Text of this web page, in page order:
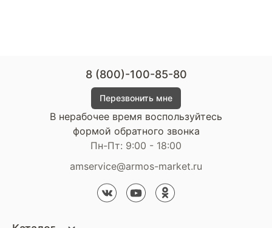
8 (800)-100-85-80
Перезвонить мне
В нерабочее время воспользуйтесь
формой обратного звонка
Пн-Пт: 9:00 - 18:00
amservice@armos-market.ru